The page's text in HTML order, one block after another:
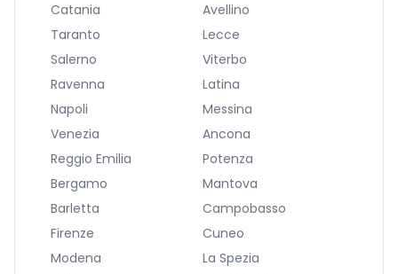
Catania
Avellino
Taranto
Lecce
Salerno
Viterbo
Ravenna
Latina
Napoli
Messina
Venezia
Ancona
Reggio Emilia
Potenza
Bergamo
Mantova
Barletta
Campobasso
Firenze
Cuneo
Modena
La Spezia